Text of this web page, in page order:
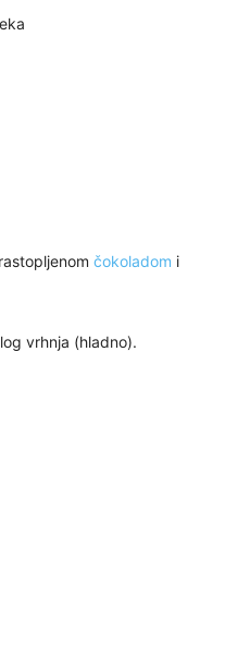
čokoladom i
vrhnja (hladno).